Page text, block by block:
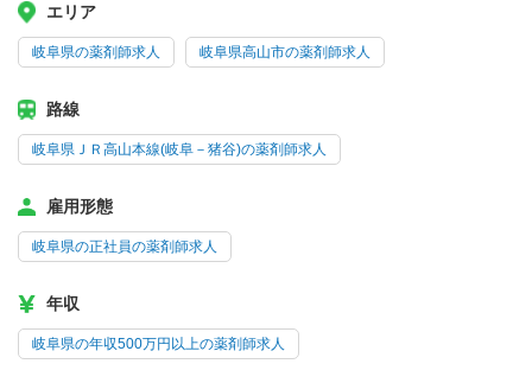
エリア
岐阜県の薬剤師求人 岐阜県高山市の薬剤師求人
路線
岐阜県ＪＲ高山本線(岐阜－猪谷)の薬剤師求人
雇用形態
岐阜県の正社員の薬剤師求人
年収
岐阜県の年収500万円以上の薬剤師求人